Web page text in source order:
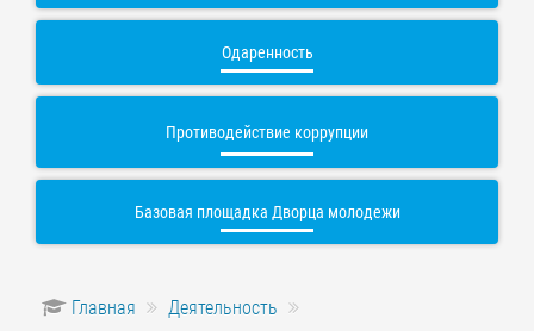
Одаренность
Противодействие коррупции
Базовая площадка Дворца молодежи
Главная
Деятельность